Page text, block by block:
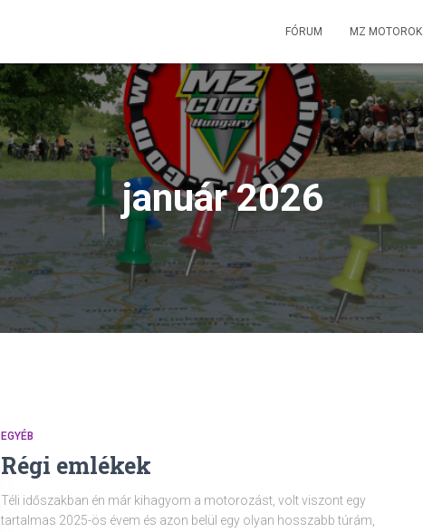
FÓRUM MZ MOTOROK
január 2026
EGYÉB
Régi emlékek
Téli időszakban én már kihagyom a motorozást, volt viszont egy
tartalmas 2025-ös évem és azon belül egy olyan hosszabb túrám,